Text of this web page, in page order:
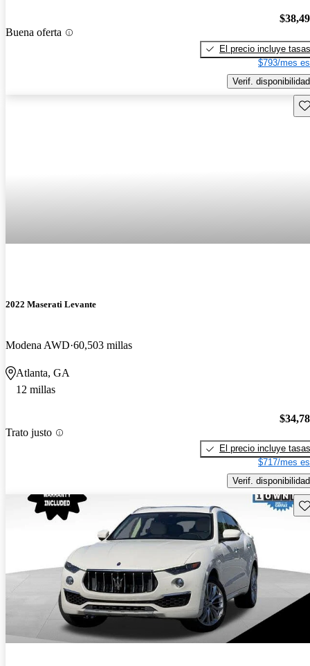
Buena oferta
El precio incluye tasas
$793/mes
Verif. disponibilidad
2022 Maserati Levante
Modena AWD 60,503 millas
Atlanta, GA
12 millas
Trato justo
El precio incluye tasas
$717/mes
Verif. disponibilidad